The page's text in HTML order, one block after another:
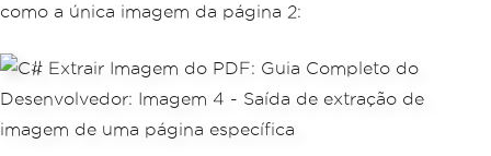
como a única imagem da página 2: